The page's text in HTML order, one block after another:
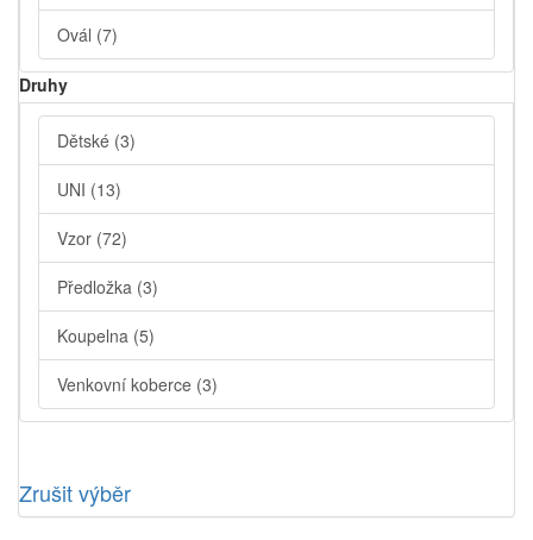
Ovál (7)
Druhy
Dětské (3)
UNI (13)
Vzor (72)
Předložka (3)
Koupelna (5)
Venkovní koberce (3)
Zrušit výběr